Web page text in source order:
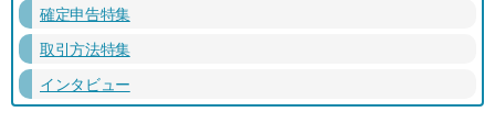
確定申告特集
取引方法特集
インタビュー